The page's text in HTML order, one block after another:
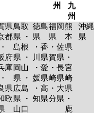
州
九
州
県
都
府
庫
県
歌
鳥取
県 ・
島根
県 ・
岡山
県 ・
広島
県 ・
山口
徳島
県
・香
川県
・愛
媛県
・高
知県
福岡
県
・佐
賀県
・長
崎県
・大
分県
熊
本
県
・
宮
崎
県
・
鹿
沖縄
県